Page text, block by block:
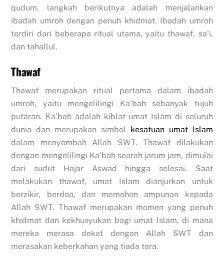
qudum, langkah berikutnya adalah menjalankan
ibadah umroh dengan penuh khidmat. Ibadah umroh
terdiri dari beberapa ritual utama, yaitu thawaf, sa’i,
dan tahallul.
Thawaf
Thawaf merupakan ritual pertama dalam ibadah
umroh, yaitu mengelilingi Ka’bah sebanyak tujuh
putaran. Ka’bah adalah kiblat umat Islam di seluruh
dunia dan merupakan simbol kesatuan umat Islam
dalam menyembah Allah SWT. Thawaf dilakukan
dengan mengelilingi Ka’bah searah jarum jam, dimulai
dari sudut Hajar Aswad hingga selesai. Saat
melakukan thawaf, umat Islam dianjurkan untuk
berzikir, berdoa, dan memohon ampunan kepada
Allah SWT. Thawaf merupakan momen yang penuh
khidmat dan kekhusyukan bagi umat Islam, di mana
mereka merasa dekat dengan Allah SWT dan
merasakan keberkahan yang tiada tara.